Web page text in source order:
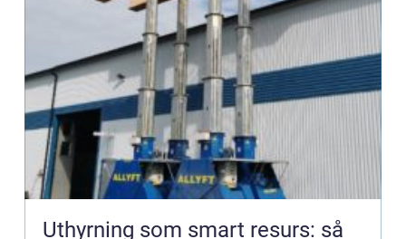
Uthyrning som smart resurs: så